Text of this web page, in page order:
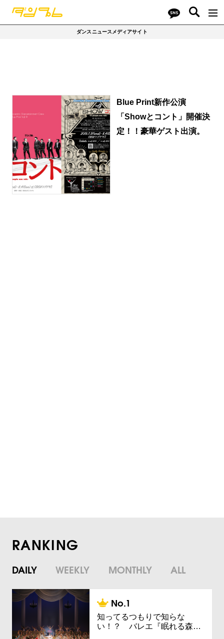
ダンスニュースメディアサイト
Blue Print新作公演
「Showとコント」開催決
定！！豪華ゲスト出演。
RANKING
DAILY WEEKLY MONTHLY ALL
知ってるつもりで知らな
い！？ バレエ『眠れる森…